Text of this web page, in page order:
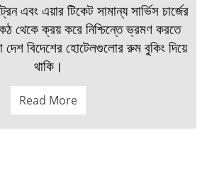
এবং এয়ার টিকেট সামান্য সার্ভিস চার্জের
থেকে ক্রয় করে নিশ্চিন্তে ভ্রমণ করতে
বিদেশের হোটেলগুলোর রুম বুকিং দিয়ে
থাকি।
Read More